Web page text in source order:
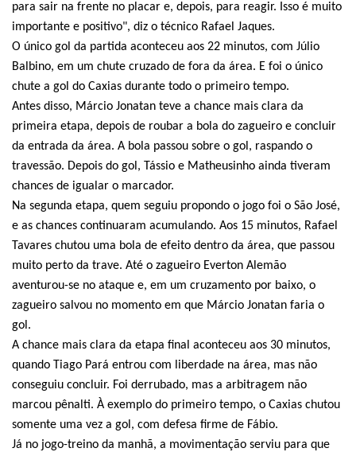
para sair na frente no placar e, depois, para reagir. Isso é muito
importante e positivo", diz o técnico Rafael Jaques.
O único gol da partida aconteceu aos 22 minutos, com Júlio
Balbino, em um chute cruzado de fora da área. E foi o único
chute a gol do Caxias durante todo o primeiro tempo.
Antes disso, Márcio Jonatan teve a chance mais clara da
primeira etapa, depois de roubar a bola do zagueiro e concluir
da entrada da área. A bola passou sobre o gol, raspando o
travessão. Depois do gol, Tássio e Matheusinho ainda tiveram
chances de igualar o marcador.
Na segunda etapa, quem seguiu propondo o jogo foi o São José,
e as chances continuaram acumulando. Aos 15 minutos, Rafael
Tavares chutou uma bola de efeito dentro da área, que passou
muito perto da trave. Até o zagueiro Everton Alemão
aventurou-se no ataque e, em um cruzamento por baixo, o
zagueiro salvou no momento em que Márcio Jonatan faria o
gol.
A chance mais clara da etapa final aconteceu aos 30 minutos,
quando Tiago Pará entrou com liberdade na área, mas não
conseguiu concluir. Foi derrubado, mas a arbitragem não
marcou pênalti. À exemplo do primeiro tempo, o Caxias chutou
somente uma vez a gol, com defesa firme de Fábio.
Já no jogo-treino da manhã, a movimentação serviu para que